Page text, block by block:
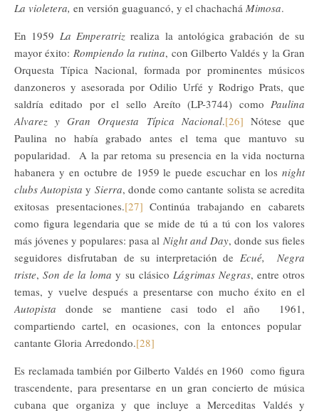
La violetera, en versión guaguancó, y el chachachá Mimosa.
En 1959 La Emperatriz realiza la antológica grabación de su
mayor éxito: Rompiendo la rutina, con Gilberto Valdés y la Gran
Orquesta Típica Nacional, formada por prominentes músicos
danzoneros y asesorada por Odilio Urfé y Rodrigo Prats, que
saldría editado por el sello Areíto (LP-3744) como Paulina
Alvarez y Gran Orquesta Típica Nacional.[26] Nótese que
Paulina no había grabado antes el tema que mantuvo su
popularidad. A la par retoma su presencia en la vida nocturna
habanera y en octubre de 1959 le puede escuchar en los night
clubs Autopista y Sierra, donde como cantante solista se acredita
exitosas presentaciones.[27] Continúa trabajando en cabarets
como figura legendaria que se mide de tú a tú con los valores
más jóvenes y populares: pasa al Night and Day, donde sus fieles
seguidores disfrutaban de su interpretación de Ecué, Negra
triste,Son de la loma y su clásico Lágrimas Negras, entre otros
temas, y vuelve después a presentarse con mucho éxito en el
Autopista donde se mantiene casi todo el año 1961,
compartiendo cartel, en ocasiones, con la entonces popular
cantante Gloria Arredondo.[28]
Es reclamada también por Gilberto Valdés en 1960 como figura
trascendente, para presentarse en un gran concierto de música
cubana que organiza y que incluye a Merceditas Valdés y